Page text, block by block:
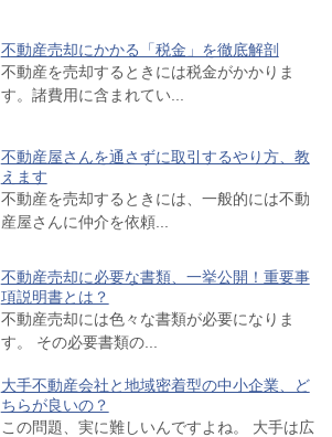
不動産売却にかかる「税金」を徹底解剖
不動産を売却するときには税金がかかりま
す。諸費用に含まれてい...
不動産屋さんを通さずに取引するやり方、教
えます
不動産を売却するときには、一般的には不動
産屋さんに仲介を依頼...
不動産売却に必要な書類、一挙公開！重要事
項説明書とは？
不動産売却には色々な書類が必要になりま
す。 その必要書類の...
大手不動産会社と地域密着型の中小企業、ど
ちらが良いの？
この問題、実に難しいんですよね。 大手は広